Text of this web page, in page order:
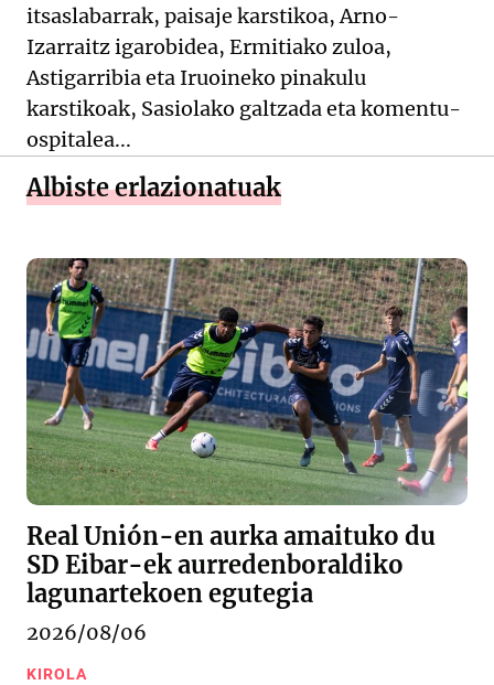
itsaslabarrak, paisaje karstikoa, Arno-
Izarraitz igarobidea, Ermitiako zuloa,
Astigarribia eta Iruoineko pinakulu
karstikoak, Sasiolako galtzada eta komentu-
ospitalea...
Albiste erlazionatuak
Real Unión-en aurka amaituko du
SD Eibar-ek aurredenboraldiko
lagunartekoen egutegia
2026/08/06
KIROLA